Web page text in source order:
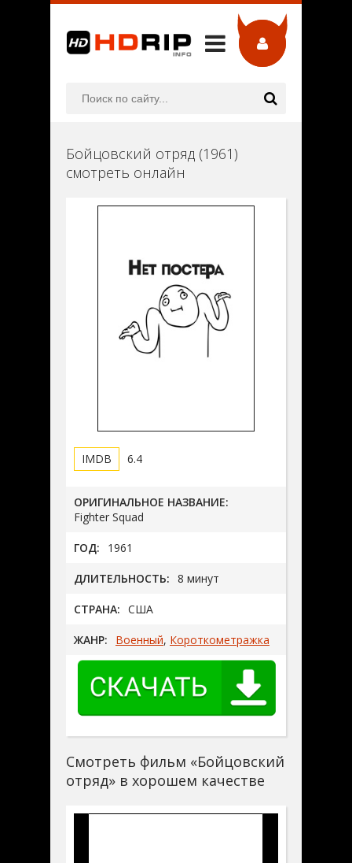
Бойцовский отряд (1961)
смотреть онлайн
6.4
ОРИГИНАЛЬНОЕ НАЗВАНИЕ:
Fighter Squad
ГОД: 1961
ДЛИТЕЛЬНОСТЬ: 8 минут
СТРАНА: США
ЖАНР: Военный, Короткометражка
Смотреть фильм «Бойцовский
отряд» в хорошем качестве